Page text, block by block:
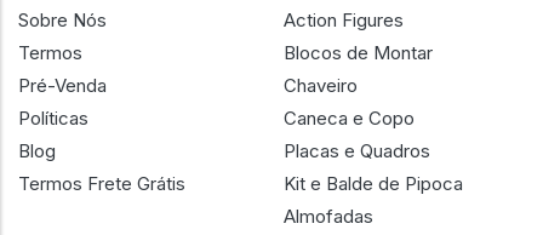
Sobre Nós
Termos
Pré-Venda
Políticas
Blog
Termos Frete Grátis
Action Figures
Blocos de Montar
Chaveiro
Caneca e Copo
Placas e Quadros
Kit e Balde de Pipoca
Almofadas